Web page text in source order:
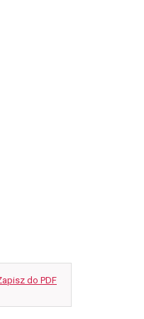
do PDF